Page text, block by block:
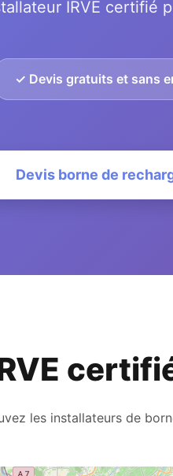
IRVE certifié
✓ Devis gratuits et sans
Devis borne de
les installateurs de